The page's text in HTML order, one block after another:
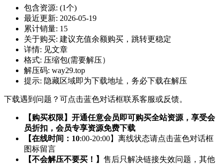
包含资源: (1个)
最近更新: 2026-05-19
累计销量: 15
关于购买: 建议充值余额购买，跳转更稳定
详情: 见文章
格式: 压缩包(需要解压）
解压码: way29.top
提示: 隐藏区域即为下载地址，务必下载在解压
下载遇到问题？可点击蓝色对话框联系客服或反馈。
【购买权限】开通任意会员即可购买全站资源，享受会
员折扣，会员专享资源免费下载
【在线时间：10:00-20:00】离线状态请点击蓝色对话框
图标留言
【不会解压不要买！】 售后只解决链接失效问题，其他